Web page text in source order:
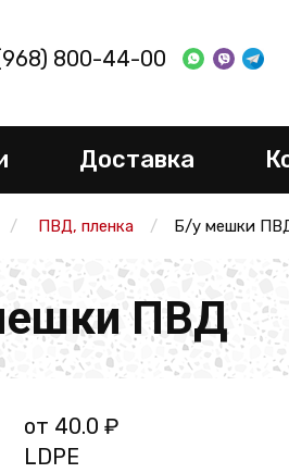
800-44-00
Доставка
ПВД, пленка Б/у мешки
ПВД
от 40.0 ₽
LDPE